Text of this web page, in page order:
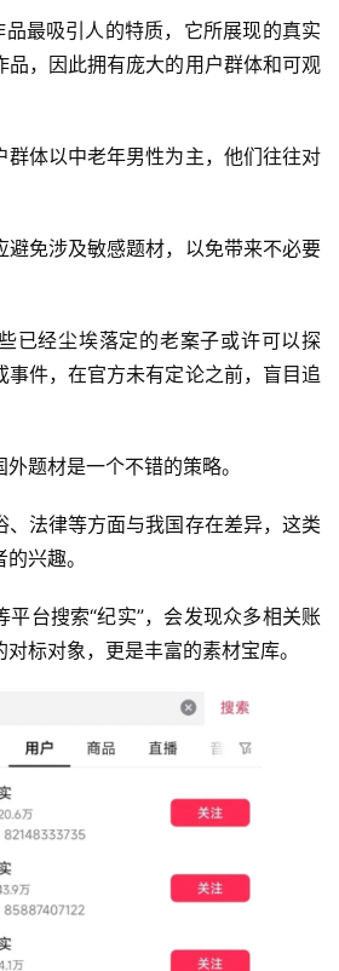
品最吸引人的特质，它所展现的真实
品，因此拥有庞大的用户群体和可观
群体以中老年男性为主，他们往往对
避免涉及敏感题材，以免带来不必要
已经尘埃落定的老案子或许可以探
事件，在官方未有定论之前，盲目追
题材是一个不错的策略。
、法律等方面与我国存在差异，这类
兴趣。
平台搜索“纪实”，会发现众多相关账
标对象，更是丰富的素材宝库。